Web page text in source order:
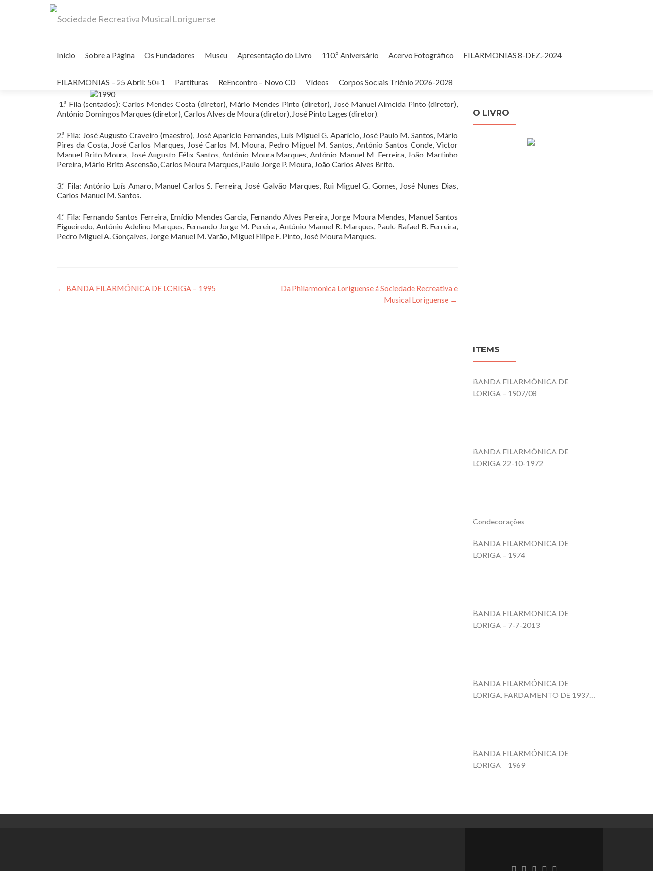
to
Início Sobre a Página Os Fundadores Museu Apresentação do Livro 110.º Aniversário Acervo Fotográfico FILARMONIAS 8-DEZ.-2024
FILARMONIAS – 25 Abril: 50+1 Partituras ReEncontro – Novo CD Vídeos Corpos Sociais Triénio 2026-2028
1.ª Fila (sentados): Carlos Mendes Costa (diretor), Mário Mendes Pinto (diretor), José Manuel Almeida Pinto (diretor),
António Domingos Marques (diretor), Carlos Alves de Moura (diretor), José Pinto Lages (diretor).
2.ª Fila: José Augusto Craveiro (maestro), José Aparício Fernandes, Luís Miguel G. Aparício, José Paulo M. Santos, Mário
Pires da Costa, José Carlos Marques, José Carlos M. Moura, Pedro Miguel M. Santos, António Santos Conde, Victor
Manuel Brito Moura, José Augusto Félix Santos, António Moura Marques, António Manuel M. Ferreira, João Martinho
Pereira, Mário Brito Ascensão, Carlos Moura Marques, Paulo Jorge P. Moura, João Carlos Alves Brito.
3.ª Fila: António Luís Amaro, Manuel Carlos S. Ferreira, José Galvão Marques, Rui Miguel G. Gomes, José Nunes Dias,
Carlos Manuel M. Santos.
4.ª Fila: Fernando Santos Ferreira, Emídio Mendes Garcia, Fernando Alves Pereira, Jorge Moura Mendes, Manuel Santos
Figueiredo, António Adelino Marques, Fernando Jorge M. Pereira, António Manuel R. Marques, Paulo Rafael B. Ferreira,
Pedro Miguel A. Gonçalves, Jorge Manuel M. Varão, Miguel Filipe F. Pinto, José Moura Marques.
Post
← BANDA FILARMÓNICA DE LORIGA – 1995
Da Philarmonica Loriguense à Sociedade Recreativa e
Musical Loriguense →
O LIVRO
ITEMS
BANDA FILARMÓNICA DE
LORIGA – 1907/08
BANDA FILARMÓNICA DE
LORIGA 22-10-1972
Condecorações
BANDA FILARMÓNICA DE
LORIGA – 1974
BANDA FILARMÓNICA DE
LORIGA – 7-7-2013
BANDA FILARMÓNICA DE
LORIGA. FARDAMENTO DE 1937
BANDA FILARMÓNICA DE
LORIGA – 1969